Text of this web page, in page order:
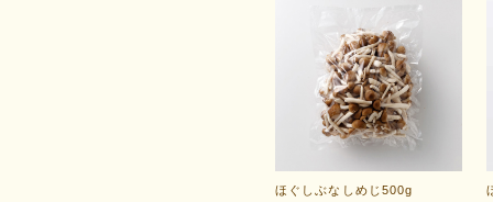
ほぐしぶなしめじ500g